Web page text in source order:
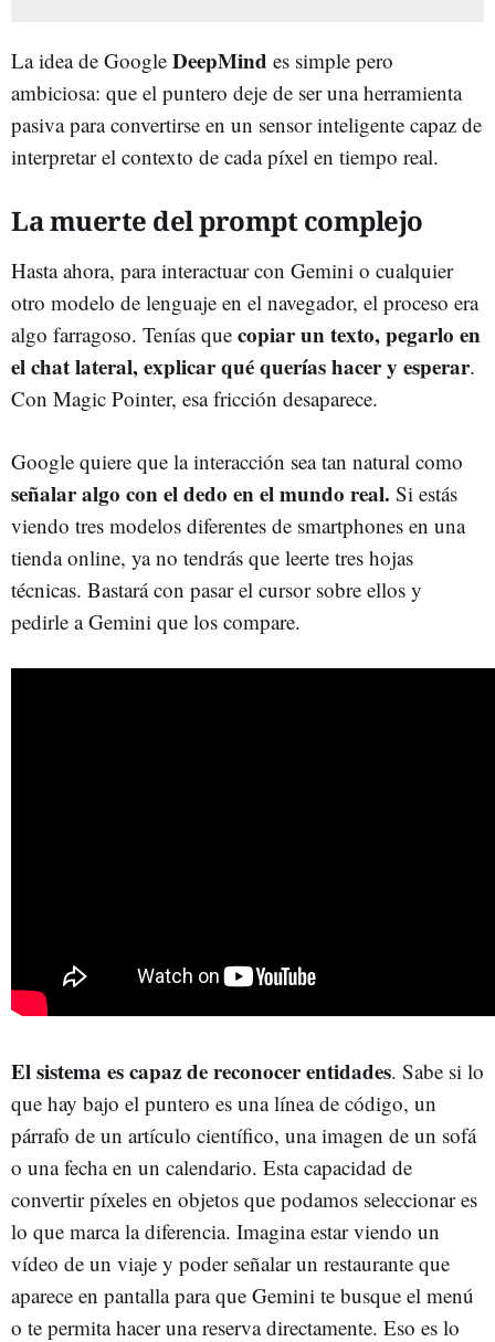
La idea de Google DeepMind es simple pero
ambiciosa: que el puntero deje de ser una herramienta
pasiva para convertirse en un sensor inteligente capaz de
interpretar el contexto de cada píxel en tiempo real.
La muerte del prompt complejo
Hasta ahora, para interactuar con Gemini o cualquier
otro modelo de lenguaje en el navegador, el proceso era
algo farragoso. Tenías que copiar un texto, pegarlo en
el chat lateral, explicar qué querías hacer y esperar.
Con Magic Pointer, esa fricción desaparece.
Google quiere que la interacción sea tan natural como
señalar algo con el dedo en el mundo real. Si estás
viendo tres modelos diferentes de smartphones en una
tienda online, ya no tendrás que leerte tres hojas
técnicas. Bastará con pasar el cursor sobre ellos y
pedirle a Gemini que los compare.
El sistema es capaz de reconocer entidades. Sabe si lo
que hay bajo el puntero es una línea de código, un
párrafo de un artículo científico, una imagen de un sofá
o una fecha en un calendario. Esta capacidad de
convertir píxeles en objetos que podamos seleccionar es
lo que marca la diferencia. Imagina estar viendo un
vídeo de un viaje y poder señalar un restaurante que
aparece en pantalla para que Gemini te busque el menú
o te permita hacer una reserva directamente. Eso es lo